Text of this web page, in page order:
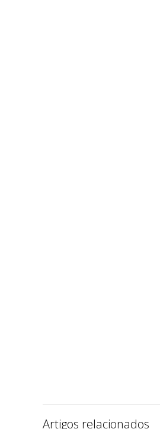
Artigos relacionados